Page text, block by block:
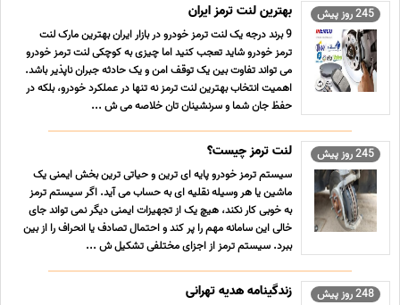
245 روز پیش بهترین لنت ترمز ایران
9 برند درجه یک لنت ترمز خودرو در بازار ایران بهترین مارک لنت
ترمز خودرو شاید تعجب کنید اما چیزی به کوچکی لنت ترمز خودرو
می تواند تفاوت بین یک توقف امن و یک حادثه جبران ناپذیر باشد.
اهمیت انتخاب بهترین لنت ترمز نه تنها در عملکرد خودرو، بلکه در
حفظ جان شما و سرنشینان تان خلاصه می ش ...
245 روز پیش لنت ترمز چیست؟
سیستم ترمز خودرو پایه ای ترین و حیاتی ترین بخش ایمنی یک
ماشین یا هر وسیله نقلیه ای به حساب می آید. اگر سیستم ترمز
به خوبی کار نکند، هیچ یک از تجهیزات ایمنی دیگر نمی تواند جای
خالی این سامانه مهم را پر کند و احتمال تصادف یا انحراف را از بین
ببرد. سیستم ترمز از اجزای مختلفی تشکیل ش ...
248 روز پیش زندگینامه هدیه تهرانی